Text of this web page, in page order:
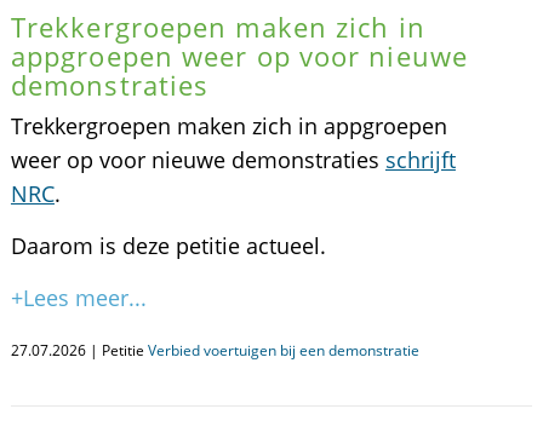
Trekkergroepen maken zich in
appgroepen weer op voor nieuwe
demonstraties
Trekkergroepen maken zich in appgroepen
weer op voor nieuwe demonstraties schrijft
NRC.
Daarom is deze petitie actueel.
+Lees meer...
27.07.2026 | Petitie Verbied voertuigen bij een demonstratie